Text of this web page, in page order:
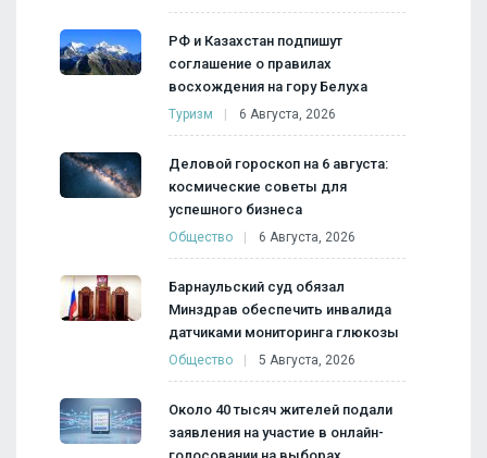
РФ и Казахстан подпишут
соглашение о правилах
восхождения на гору Белуха
Туризм 6 Августа, 2026
Деловой гороскоп на 6 августа:
космические советы для
успешного бизнеса
Общество 6 Августа, 2026
Барнаульский суд обязал
Минздрав обеспечить инвалида
датчиками мониторинга глюкозы
Общество 5 Августа, 2026
Около 40 тысяч жителей подали
заявления на участие в онлайн-